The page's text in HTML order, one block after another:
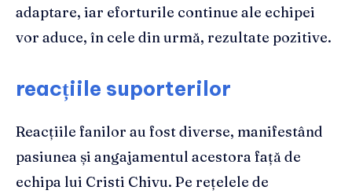
adaptare, iar eforturile continue ale echipei
vor aduce, în cele din urmă, rezultate pozitive.
reacțiile suporterilor
Reacțiile fanilor au fost diverse, manifestând
pasiunea și angajamentul acestora față de
echipa lui Cristi Chivu. Pe rețelele de